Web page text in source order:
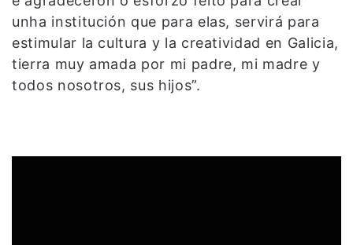
unha institución que para elas, servirá para
estimular la cultura y la creatividad en Galicia,
tierra muy amada por mi padre, mi madre y
todos nosotros, sus hijos”.